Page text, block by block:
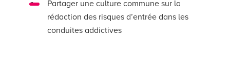
Partager une culture commune sur la
rédaction des risques d’entrée dans les
conduites addictives